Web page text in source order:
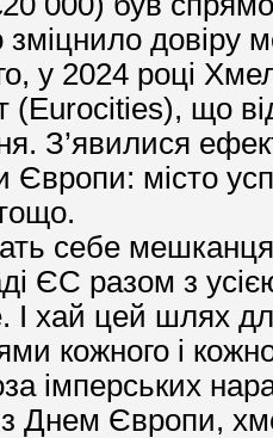
довіру
у 2024 році
(Eurocities), що
З’явилися
Європи: місто
себе
ЄС разом з
І хай цей шлях
кожного і
імперських
Днем Європи,